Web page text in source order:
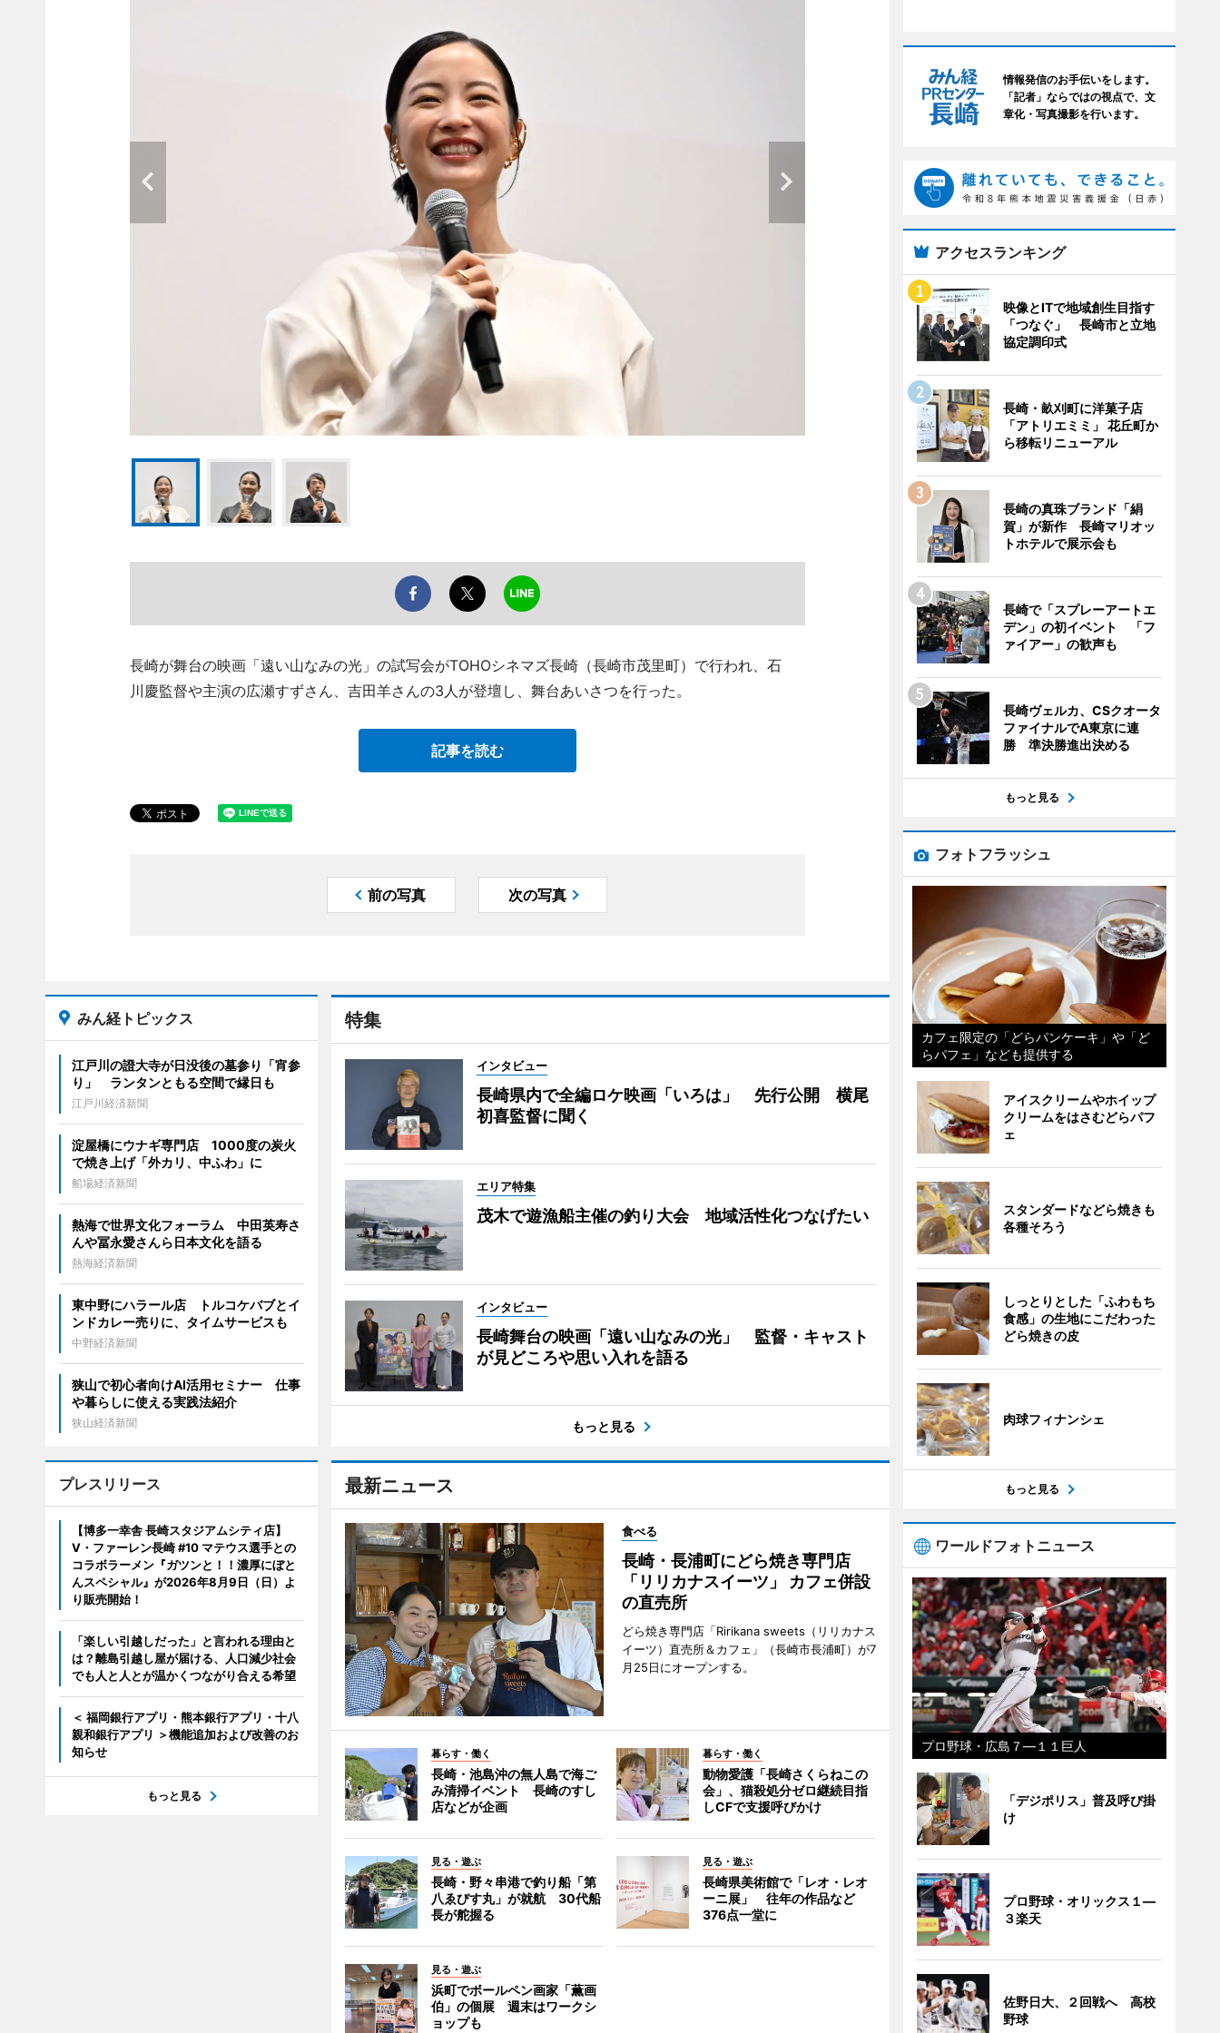
長崎が舞台の映画「遠い山なみの光」の試写会がTOHOシネマズ長崎（長崎市茂里町）で行われ、石
川慶監督や主演の広瀬すずさん、吉田羊さんの3人が登壇し、舞台あいさつを行った。
記事を読む
前の写真 次の写真
特集
インタビュー
長崎県内で全編ロケ映画「いろは」 先行公開 横尾
初喜監督に聞く
エリア特集
茂木で遊漁船主催の釣り大会 地域活性化つなげたい
インタビュー
長崎舞台の映画「遠い山なみの光」 監督・キャスト
が見どころや思い入れを語る
もっと見る
最新ニュース
食べる
長崎・長浦町にどら焼き専門店
「リリカナスイーツ」 カフェ併設
の直売所
どら焼き専門店「Ririkana sweets（リリカナス
イーツ）直売所＆カフェ」（長崎市長浦町）が7
月25日にオープンする。
暮らす・働く
長崎・池島沖の無人島で海ご
み清掃イベント 長崎のすし
店などが企画
暮らす・働く
動物愛護「長崎さくらねこの
会」、猫殺処分ゼロ継続目指
しCFで支援呼びかけ
見る・遊ぶ
長崎・野々串港で釣り船「第
八ゑびす丸」が就航 30代船
長が舵握る
見る・遊ぶ
長崎県美術館で「レオ・レオ
ーニ展」 往年の作品など
376点一堂に
見る・遊ぶ
浜町でボールペン画家「薫画
伯」の個展 週末はワークシ
ョップも
みん経トピックス
江戸川の證大寺が日没後の墓参り「宵参
り」 ランタンともる空間で縁日も
江戸川経済新聞
淀屋橋にウナギ専門店 1000度の炭火
で焼き上げ「外カリ、中ふわ」に
船場経済新聞
熱海で世界文化フォーラム 中田英寿さ
んや冨永愛さんら日本文化を語る
熱海経済新聞
東中野にハラール店 トルコケバブとイ
ンドカレー売りに、タイムサービスも
中野経済新聞
狭山で初心者向けAI活用セミナー 仕事
や暮らしに使える実践法紹介
狭山経済新聞
プレスリリース
【博多一幸舎 長崎スタジアムシティ店】
V・ファーレン長崎 #10 マテウス選手との
コラボラーメン『ガツンと！！濃厚にぼと
んスペシャル』が2026年8月9日（日）よ
り販売開始！
「楽しい引越しだった」と言われる理由と
は？離島引越し屋が届ける、人口減少社会
でも人と人とが温かくつながり合える希望
＜ 福岡銀行アプリ・熊本銀行アプリ・十八
親和銀行アプリ ＞機能追加および改善のお
知らせ
もっと見る
情報発信のお手伝いをします。
「記者」ならではの視点で、文
章化・写真撮影を行います。
アクセスランキング
映像とITで地域創生目指す
「つなぐ」 長崎市と立地
協定調印式
長崎・畝刈町に洋菓子店
「アトリエミミ」 花丘町か
ら移転リニューアル
長崎の真珠ブランド「絹
賀」が新作 長崎マリオッ
トホテルで展示会も
長崎で「スプレーアートエ
デン」の初イベント 「フ
ァイアー」の歓声も
長崎ヴェルカ、CSクオータ
ファイナルでA東京に連
勝 準決勝進出決める
もっと見る
フォトフラッシュ
カフェ限定の「どらパンケーキ」や「ど
らパフェ」なども提供する
アイスクリームやホイップ
クリームをはさむどらパフ
ェ
スタンダードなどら焼きも
各種そろう
しっとりとした「ふわもち
食感」の生地にこだわった
どら焼きの皮
肉球フィナンシェ
もっと見る
ワールドフォトニュース
プロ野球・広島７―１１巨人
「デジポリス」普及呼び掛
け
プロ野球・オリックス１―
３楽天
佐野日大、２回戦へ 高校
野球